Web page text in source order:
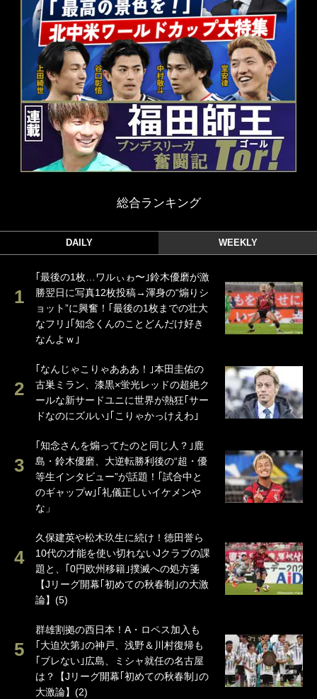
総合ランキング
DAILY WEEKLY
｢最後の1枚…ワルぃゎ〜｣鈴木優磨が激
勝翌日に写真12枚投稿→渾身の“煽りシ
ョット”に興奮！｢最後の1枚までの壮大
なフリ｣｢知念くんのことどんだけ好き
なんよｗ｣
｢なんじゃこりゃあああ！｣本田圭佑の
古巣ミラン、漆黒×蛍光レッドの超絶ク
ールな新サードユニに世界が熱狂｢サー
ドなのにズルい｣｢こりゃかっけえわ｣
｢知念さんを煽ってたのと同じ人？｣鹿
島・鈴木優磨、大逆転勝利後の“超・優
等生インタビュー”が話題！｢試合中と
のギャップw｣｢礼儀正しいイケメンや
な」
久保建英や松木玖生に続け！徳田誉ら
10代の才能を使い切れないJクラブの課
題と、｢0円欧州移籍｣撲滅への処方箋
【Jリーグ開幕｢初めての秋春制｣の大激
論】(5)
群雄割拠の西日本！A・ロペス加入も
｢大迫次第｣の神戸、浅野＆川村復帰も
｢ブレない｣広島、ミシャ就任の名古屋
は？【Jリーグ開幕｢初めての秋春制｣の
大激論】(2)